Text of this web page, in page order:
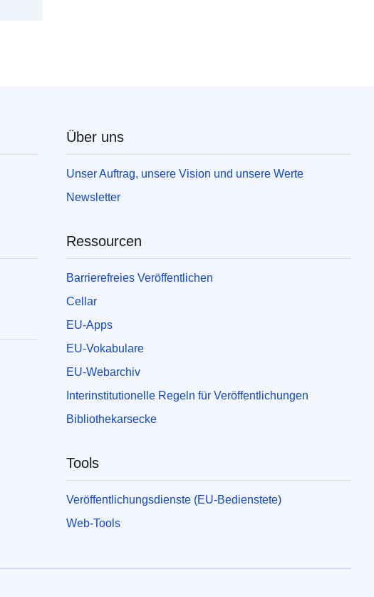
Über uns
Unser Auftrag, unsere Vision und unsere Werte
Newsletter
Ressourcen
Barrierefreies Veröffentlichen
Cellar
EU-Apps
EU-Vokabulare
EU-Webarchiv
Interinstitutionelle Regeln für Veröffentlichungen
Bibliothekarsecke
Tools
Veröffentlichungsdienste (EU-Bedienstete)
Web-Tools